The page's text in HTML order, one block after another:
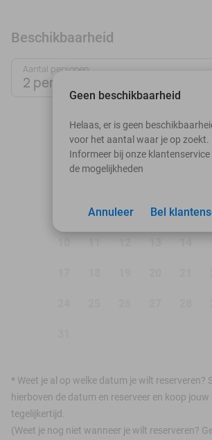
Beschikbaarheid
Aantal personen:
2 personen
augustus 2026
Ma
Di Wo Do Vr
4 5 6 7
* Weet je al op welke datum je wilt reserveren?
hierboven de datum en reserveer en koop jouw
tegelijkertijd.
(Weet je nog niet wanneer je wilt reserveren?
Geen beschikbaarheid
Helaas, er is geen
voor het aantal waar je op zoekt.
Informeer bij onze
de mogelijkheden
Bel
Annuleer